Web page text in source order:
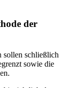
der
sollen schließlich
sowie die